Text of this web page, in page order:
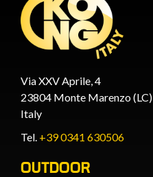
Via XXV Aprile, 4
23804 Monte Marenzo (LC)
Italy
Tel. +39 0341 630506
OUTDOOR